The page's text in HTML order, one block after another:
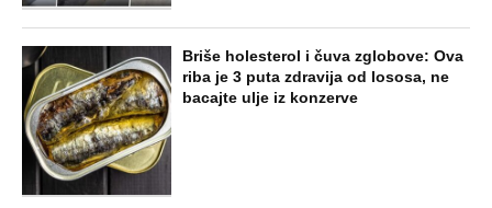
Briše holesterol i čuva zglobove: Ova
riba je 3 puta zdravija od lososa, ne
bacajte ulje iz konzerve